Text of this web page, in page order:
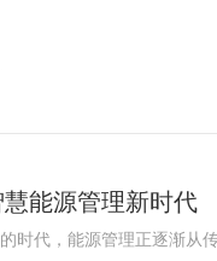
能源管理新时代
时代，能源管理正逐渐从